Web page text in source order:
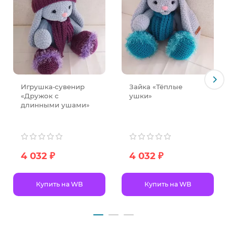
Игрушка‑сувенир
«Дружок с
длинными ушами»
4 032 ₽
Купить на WB
Зайка «Тёплые
ушки»
4 032 ₽
Купить на WB